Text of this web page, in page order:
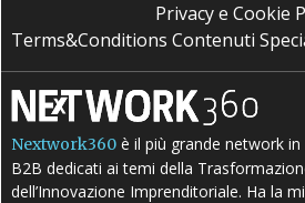
Privacy e Cookie
Terms&Conditions Contenuti
Nextwork360 è il più grande network
B2B dedicati ai temi della
dell’Innovazione Imprenditoriale. Ha la